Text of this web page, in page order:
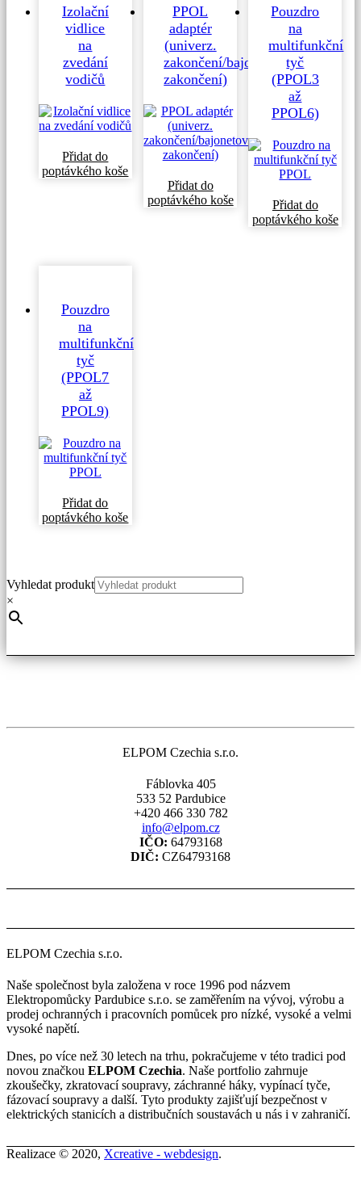
Izolační
vidlice
na
zvedání
vodičů
Přidat do
poptávkého koše
PPOL
adaptér
(univerz.
zakončení/bajonetové
zakončení)
Přidat do
poptávkého koše
Pouzdro
na
multifunkční
tyč
(PPOL3
až
PPOL6)
Přidat do
poptávkého koše
Pouzdro
na
multifunkční
tyč
(PPOL7
až
PPOL9)
Přidat do
poptávkého koše
Vyhledat produkt
×
ELPOM Czechia s.r.o.
Fáblovka 405
533 52 Pardubice
+420 466 330 782
info@elpom.cz
IČO: 64793168
DIČ: CZ64793168
ELPOM Czechia s.r.o.
Naše společnost byla založena v roce 1996 pod názvem
Elektropomůcky Pardubice s.r.o. se zaměřením na vývoj, výrobu a
prodej ochranných i pracovních pomůcek pro nízké, vysoké a velmi
vysoké napětí.
Dnes, po více než 30 letech na trhu, pokračujeme v této tradici pod
novou značkou ELPOM Czechia. Naše portfolio zahrnuje
zkoušečky, zkratovací soupravy, záchranné háky, vypínací tyče,
fázovací soupravy a další. Tyto produkty zajišťují bezpečnost v
elektrických stanicích a distribučních soustavách u nás i v zahraničí.
Realizace © 2020, Xcreative - webdesign.